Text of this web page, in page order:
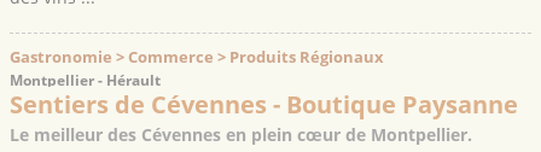
Gastronomie > Commerce > Produits Régionaux
Montpellier - Hérault
Sentiers de Cévennes - Boutique Paysanne
Le meilleur des Cévennes en plein cœur de Montpellier.